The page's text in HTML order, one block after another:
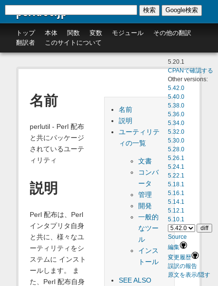
perldoc.jp
トップ 本体 関数 変数 モジュール
その他の翻訳
翻訳者
このサイトについて
検索 Google検索
5.20.1
CPANで確認する
Other versions:
5.42.0
5.40.0
5.38.0
5.36.0
5.34.0
5.32.0
5.30.0
5.28.0
5.26.1
5.24.1
5.22.1
5.18.1
5.16.1
5.14.1
5.12.1
5.10.1
Source
編集
変更履歴
誤訳の報告
原文を表示/隠す
名前
説明
ユーティリテ
ィの一覧
文書
コンバ
ータ
管理
開発
一般的
なツー
ル
インス
トール
SEE ALSO
名前
perlutil - Perl 配布
と共にパッケージ
されているユーテ
ィリティ
説明
Perl 配布は、Perl
インタプリタ自身
と共に、様々なユ
ーティリティをシ
ステムに インスト
ールします。 ま
た、Perl 配布自身